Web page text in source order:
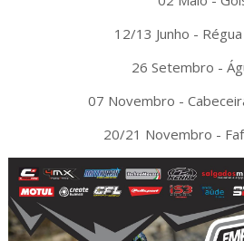
12/13 Junho -
26 Setembro -
07 Novembro -
20/21 Novembro -